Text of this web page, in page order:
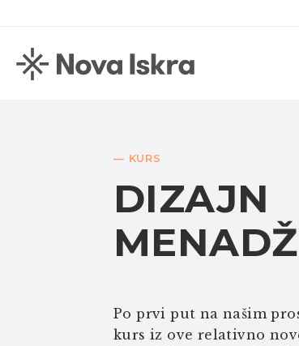
— KURS
DIZAJN
Po prvi put na našim
kurs iz ove relativno